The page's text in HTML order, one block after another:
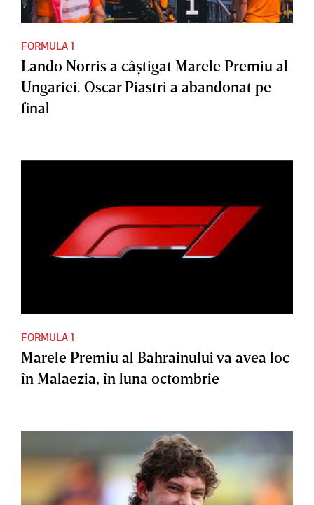
FORMULA 1
Lando Norris a câştigat Marele Premiu al
Ungariei. Oscar Piastri a abandonat pe
final
FORMULA 1
Marele Premiu al Bahrainului va avea loc
în Malaezia, în luna octombrie